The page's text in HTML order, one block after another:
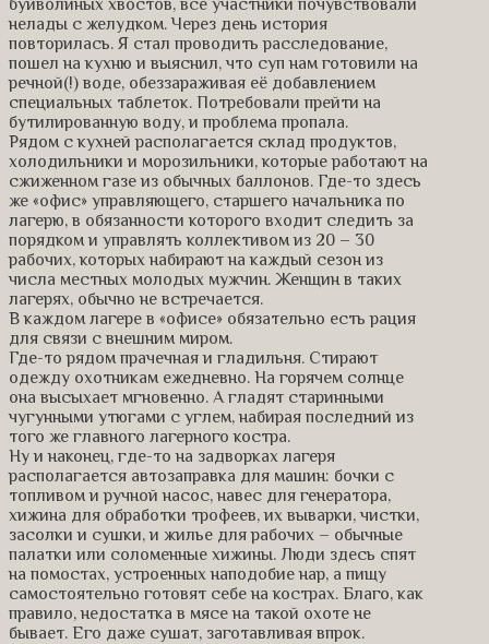
буйволиных хвостов, все участники почувствовали
нелады с желудком. Через день история
повторилась. Я стал проводить расследование,
пошел на кухню и выяснил, что суп нам готовили на
речной(!) воде, обеззараживая её добавлением
специальных таблеток. Потребовали прейти на
бутилированную воду, и проблема пропала.
Рядом с кухней располагается склад продуктов,
холодильники и морозильники, которые работают на
сжиженном газе из обычных баллонов. Где-то здесь
же «офис» управляющего, старшего начальника по
лагерю, в обязанности которого входит следить за
порядком и управлять коллективом из 20 – 30
рабочих, которых набирают на каждый сезон из
числа местных молодых мужчин. Женщин в таких
лагерях, обычно не встречается.
В каждом лагере в «офисе» обязательно есть рация
для связи с внешним миром.
Где-то рядом прачечная и гладильня. Стирают
одежду охотникам ежедневно. На горячем солнце
она высыхает мгновенно. А гладят старинными
чугунными утюгами с углем, набирая последний из
того же главного лагерного костра.
Ну и наконец, где-то на задворках лагеря
располагается автозаправка для машин: бочки с
топливом и ручной насос, навес для генератора,
хижина для обработки трофеев, их выварки, чистки,
засолки и сушки, и жилье для рабочих – обычные
палатки или соломенные хижины. Люди здесь спят
на помостах, устроенных наподобие нар, а пищу
самостоятельно готовят себе на кострах. Благо, как
правило, недостатка в мясе на такой охоте не
бывает. Его даже сушат, заготавливая впрок.